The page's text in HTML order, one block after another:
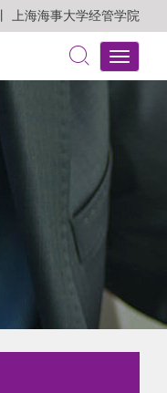
上海海事大学经管学院
Toggle